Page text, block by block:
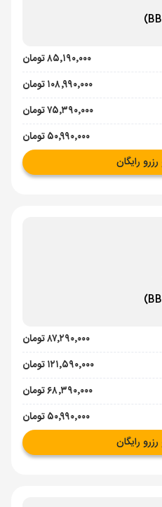
۸۵٬۱۹۰٬۰۰۰ تومان
۱۰۸٬۹۹۰٬۰۰۰ تومان
۷۵٬۳۹۰٬۰۰۰ تومان
۵۰٬۹۹۰٬۰۰۰ تومان
رایگان
۸۷٬۲۹۰٬۰۰۰ تومان
۱۲۱٬۵۹۰٬۰۰۰ تومان
۶۸٬۳۹۰٬۰۰۰ تومان
۵۰٬۹۹۰٬۰۰۰ تومان
رایگان